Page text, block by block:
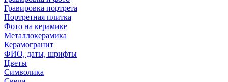
Гравировка портрета
Портретная плитка
Фото на керамике
Металлокерамика
Керамогранит
ФИО, даты, шрифты
Цветы
Символика